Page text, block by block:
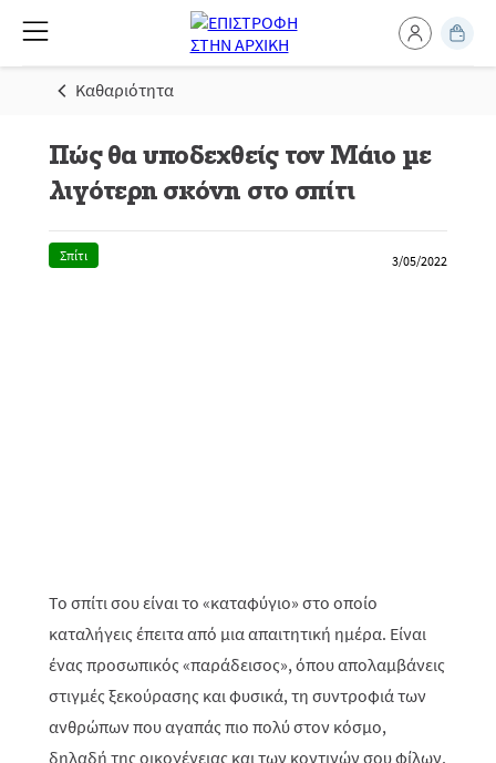
Καθαριότητα
Πώς θα υποδεχθείς τον Μάιο με
λιγότερη σκόνη στο σπίτι
Σπίτι 3/05/2022
Το σπίτι σου είναι το «καταφύγιο» στο οποίο
καταλήγεις έπειτα από μια απαιτητική ημέρα. Είναι
ένας προσωπικός «παράδεισος», όπου απολαμβάνεις
στιγμές ξεκούρασης και φυσικά, τη συντροφιά των
ανθρώπων που αγαπάς πιο πολύ στον κόσμο,
δηλαδή της οικογένειας και των κοντινών σου φίλων.